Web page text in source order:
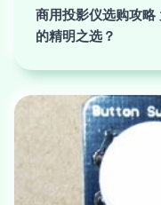
商用投影仪选购攻
的精明之选？